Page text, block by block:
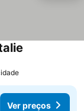
Ver preços